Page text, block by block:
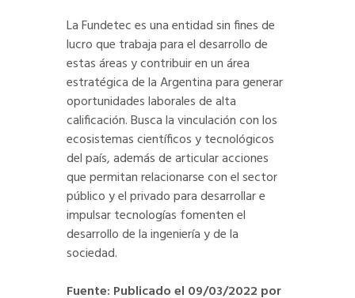
La Fundetec es una entidad sin fines de
lucro que trabaja para el desarrollo de
estas áreas y contribuir en un área
estratégica de la Argentina para generar
oportunidades laborales de alta
calificación. Busca la vinculación con los
ecosistemas científicos y tecnológicos
del país, además de articular acciones
que permitan relacionarse con el sector
público y el privado para desarrollar e
impulsar tecnologías fomenten el
desarrollo de la ingeniería y de la
sociedad.
Fuente: Publicado el 09/03/2022 por